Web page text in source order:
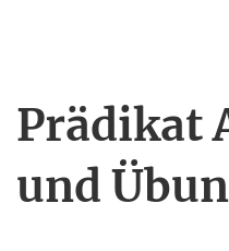
Prädikat
und